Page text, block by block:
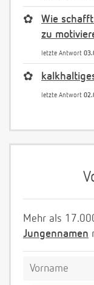
✿
Wie
zu
letzte Antwort
✿
letzte Antwort
Mehr als
Jungennamen